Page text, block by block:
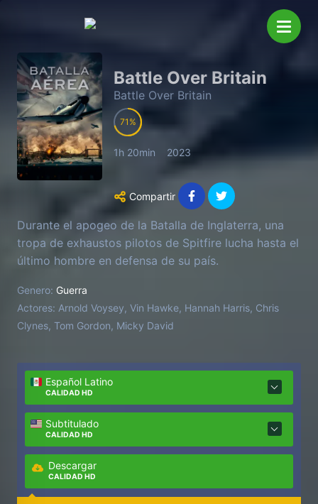
Battle Over Britain
Battle Over Britain
71
1h 20min 2023
Compartir
Durante el apogeo de la Batalla de Inglaterra, una
tropa de exhaustos pilotos de Spitfire lucha hasta el
último hombre en defensa de su país.
Genero: Guerra
Actores: Arnold Voysey, Vin Hawke, Hannah Harris, Chris
Clynes, Tom Gordon, Micky David
Español Latino
CALIDAD HD
Subtitulado
CALIDAD HD
Descargar
CALIDAD HD